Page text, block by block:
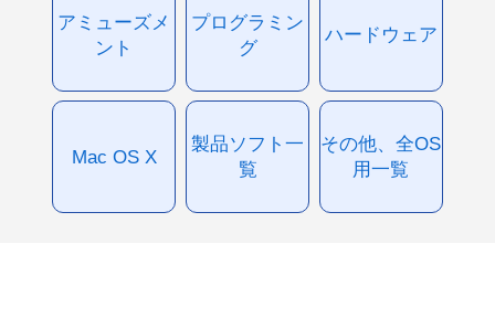
アミューズメ
ント
プログラミン
グ
ハードウェア
Mac OS X
製品ソフト一
覧
その他、全OS
用一覧